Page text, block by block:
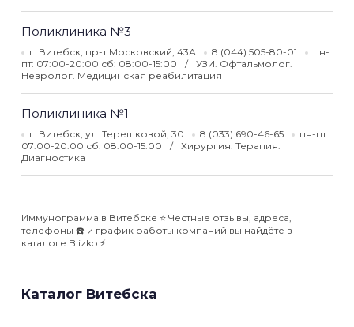
Поликлиника №3
г. Витебск, пр-т Московский, 43А 8 (044) 505-80-01
пн-
пт: 07:00-20:00 сб: 08:00-15:00
УЗИ. Офтальмолог.
Невролог. Медицинская реабилитация
Поликлиника №1
г. Витебск, ул. Терешковой, 30 8 (033) 690-46-65
пн-пт:
07:00-20:00 сб: 08:00-15:00
Хирургия. Терапия.
Диагностика
Иммунограмма в Витебске ⭐️ Честные отзывы, адреса,
телефоны ☎️ и график работы компаний вы найдёте в
каталоге Blizko ⚡️
Каталог Витебска